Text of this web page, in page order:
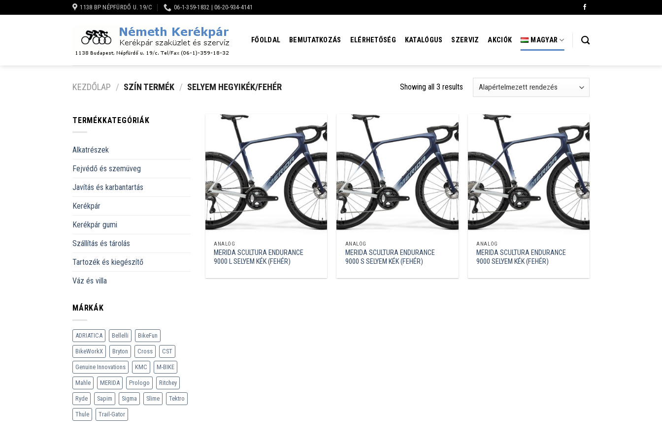
to
1138 BP NÉPFÜRDŐ U. 19/C 06-1-359-1832 | 06-20-934-4141
FŐOLDAL BEMUTATKOZÁS ELÉRHETŐSÉG KATALÓGUS SZERVIZ AKCIÓK MAGYAR
KEZDŐLAP / SZÍN TERMÉK / SELYEM HEGYIKÉK/FEHÉR Showing all 3 results
TERMÉKKATEGÓRIÁK
Alkatrészek
Fejvédő és szemüveg
Javítás és karbantartás
Kerékpár
Kerékpár gumi
Szállítás és tárolás
Tartozék és kiegészítő
Váz és villa
MÁRKÁK
ADRIATICA Bellelli BikeFun
BikeWorkX Bryton Cross CST
Genuine Innovations KMC M-BIKE
Mahle MERIDA Prologo Ritchey
Ryde Sapim Sigma Slime Tektro
Thule Trail-Gator
ANALÓG
MERIDA SCULTURA ENDURANCE
9000 L SELYEM KÉK (FEHÉR)
ANALÓG
MERIDA SCULTURA ENDURANCE
9000 S SELYEM KÉK (FEHÉR)
ANALÓG
MERIDA SCULTURA ENDURANCE
9000 SELYEM KÉK (FEHÉR)